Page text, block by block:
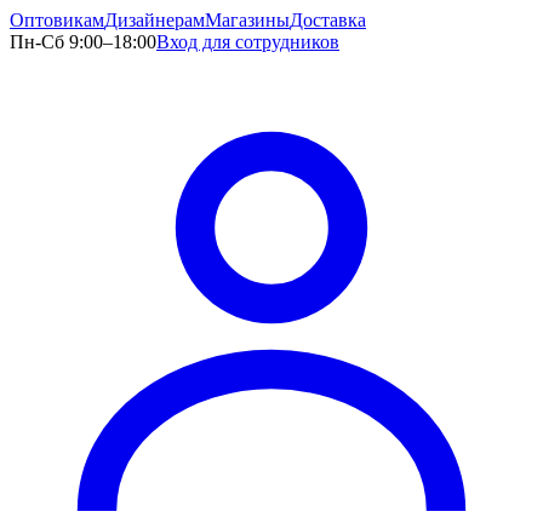
ОптовикамДизайнерамМагазиныДоставка
Пн-Сб 9:00–18:00Вход для сотрудников